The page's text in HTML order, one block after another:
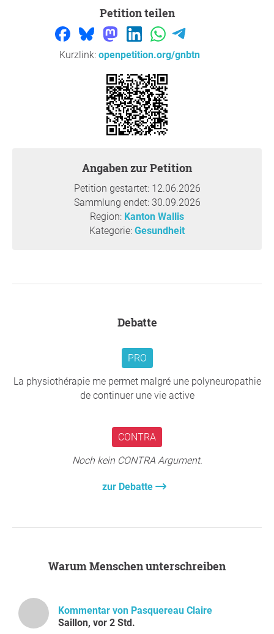
cadre de la procédure de fixation des tarifs en cours et de
fixer une valeur de point tarifaire appropriée et couvrant
les coûts. Concrètement, nous demandons :
Ajuster le tarif:le canton renforce la physiothérapie
en augmentant le tarif d'au moins 30 %. Cela
permettra aux cabinets de physiothérapie de couvrir
leurs frais d’exploitation et de verser des salaires
Garantir la sécurité de l’offre:
Die Ausgangslage
Physiotherapie ist ein wichtiger Teil der
Gesundheitsversorgung: nach Operationen, bei
Schmerzen oder in der Rehabilitation. Doch das System
sind, blieben die Tarife nahezu unverändert. Eine Korrektur
Gesundheitsdirektor des Kantons Wallis auf, ihre
gesetzliche Aufgabe bei der laufenden Tariffestsetzung
kostendeckenden Physiotherapietarif festzulegen. Konkret
Tarif anpassen: Der Kanton stärkt die
Physiotherapie, indem er den Tarif um mindestens
sowohl in den Städten als auch in ländlichen
Begründung
Petition teilen
Kurzlink: openpetition.org/gnbtn
Angaben zur Petition
Petition gestartet: 12.06.2026
Sammlung endet: 30.09.2026
Region: Kanton Wallis
Kategorie: Gesundheit
Debatte
PRO
La physiothérapie me permet malgré une polyneuropathie
de continuer une vie active
CONTRA
Noch kein CONTRA Argument.
zur Debatte
Warum Menschen unterschreiben
Kommentar von Pasquereau Claire
Saillon, vor 2 Std.